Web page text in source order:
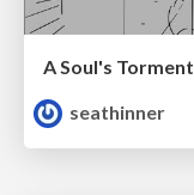
A Soul's Torment
seathinner